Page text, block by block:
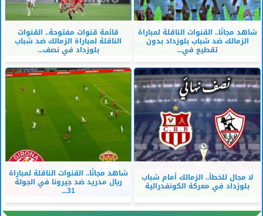
شاهد مجانًا.. القنوات الناقلة لمباراة
الزمالك ضد شباب بلوزداد بدون
تقطيع في...
قائمة قنوات مفتوحة.. القنوات
الناقلة لمباراة الزمالك ضد شباب
بلوزداد في نصف...
لا مجال للخطأ.. الزمالك أمام شباب
بلوزداد في معركة الكونفدرالية
شاهد مجانًا.. القنوات الناقلة لمباراة
ريال مدريد ضد جيرونا في الجولة
31...